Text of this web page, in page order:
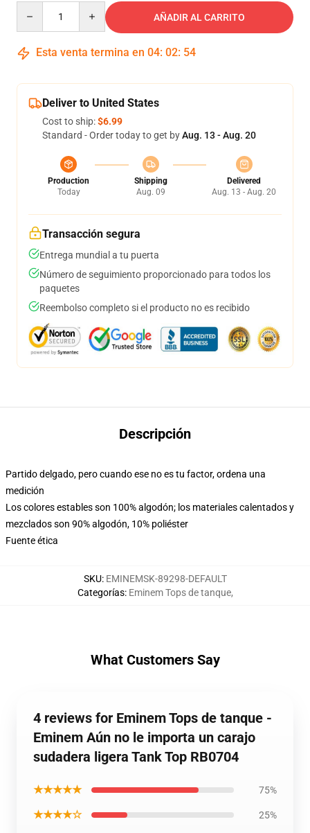
AÑADIR AL CARRITO
Esta venta termina en 04: 02: 53
Deliver to United States
Cost to ship:$6.99
Standard - Order today to get byAug. 13 - Aug. 20
Production
Today
Shipping
Aug. 09
Delivered
Aug. 13 - Aug. 20
Transacción segura
Entrega mundial a tu puerta
Número de seguimiento proporcionado para todos los
paquetes
Reembolso completo si el producto no es recibido
Descripción
Partido delgado, pero cuando ese no es tu factor, ordena una
medición
Los colores estables son 100% algodón; los materiales calentados y
mezclados son 90% algodón, 10% poliéster
Fuente ética
SKU: EMINEMSK-89298-DEFAULT
Categorías: Eminem Tops de tanque,
What Customers Say
4 reviews for Eminem Tops de tanque -
Eminem Aún no le importa un carajo
sudadera ligera Tank Top RB0704
★★★★★ 75%
★★★★☆ 25%